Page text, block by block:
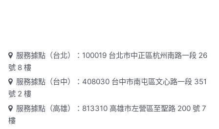
服務據點（台北）：100019 台北市中正區杭州南路一段 26
號 8 樓
服務據點（台中）：408030 台中市南屯區文心路一段 351
號 2 樓
服務據點（高雄）：813310 高雄市左營區至聖路 200 號 7
樓